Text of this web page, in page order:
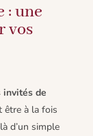
: une
vos
invités de
être à la fois
d’un simple